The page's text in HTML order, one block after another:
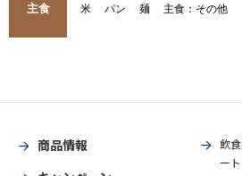
主食 米 パン 麺 主食：その他
商品情報
飲
ート